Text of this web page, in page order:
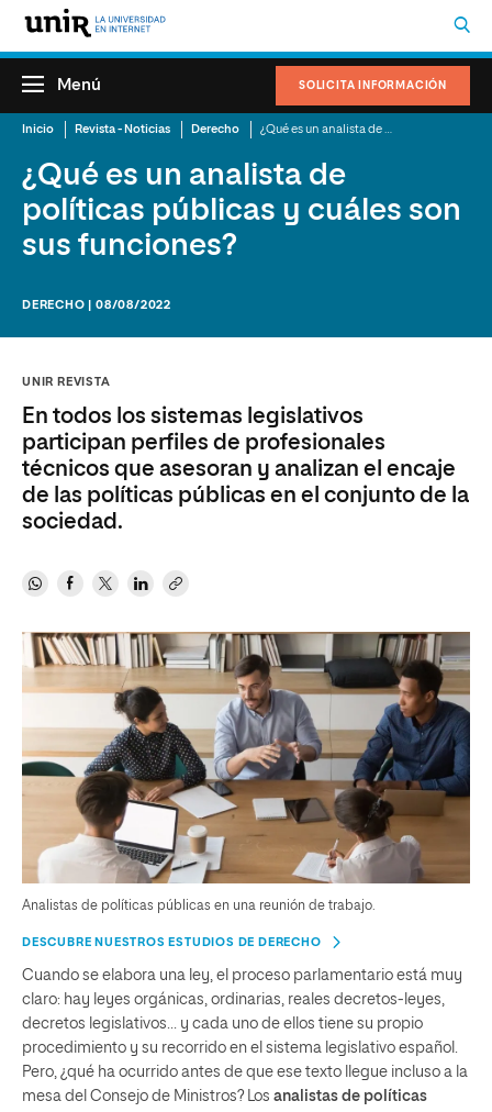
SOLICITA INFORMACIÓN
Menú
Inicio Revista - Noticias Derecho
¿Qué es un analista de
políticas públicas y cuáles son
sus funciones?
DERECHO | 08/08/2022
UNIR REVISTA
En todos los sistemas legislativos
participan perfiles de profesionales
técnicos que asesoran y analizan el encaje
de las políticas públicas en el conjunto de la
sociedad.
Analistas de políticas públicas en una reunión de trabajo.
DESCUBRE NUESTROS ESTUDIOS DE DERECHO
Cuando se elabora una ley, el proceso parlamentario está muy
claro: hay leyes orgánicas, ordinarias, reales decretos-leyes,
decretos legislativos… y cada uno de ellos tiene su propio
procedimiento y su recorrido en el sistema legislativo español.
Pero, ¿qué ha ocurrido antes de que ese texto llegue incluso a la
mesa del Consejo de Ministros? Los analistas de políticas